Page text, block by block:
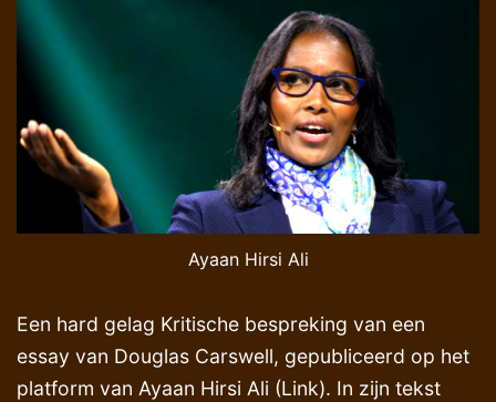
Ayaan Hirsi Ali
Een hard gelag Kritische bespreking van een
essay van Douglas Carswell, gepubliceerd op het
platform van Ayaan Hirsi Ali (Link). In zijn tekst